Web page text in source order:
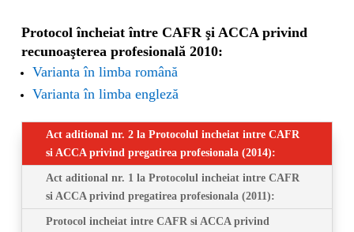
Protocol încheiat între CAFR şi ACCA privind
recunoaşterea profesională 2010:
Varianta în limba română
Varianta în limba engleză
Act aditional nr. 2 la Protocolul incheiat intre CAFR
si ACCA privind pregatirea profesionala (2014):
Act aditional nr. 1 la Protocolul incheiat intre CAFR
si ACCA privind pregatirea profesionala (2011):
Protocol incheiat intre CAFR si ACCA privind